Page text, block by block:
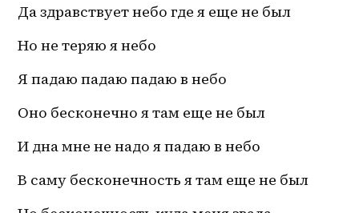
Да здравствует небо где я еще не был
Но не теряю я небо
Я падаю падаю падаю в небо
Оно бесконечно я там еще не был
И дна мне не надо я падаю в небо
В саму бесконечность я там еще не был